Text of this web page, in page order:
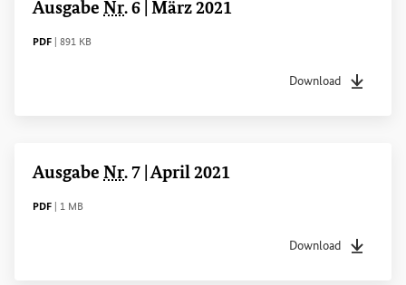
Ausgabe Nr. 6 | März 2021
DATEITYP
PDF Dateigröße
891 KB
Download
Dateityppdf
Ausgabe Nr. 7 | April 2021
DATEITYP
PDF Dateigröße
1 MB
Download
Dateityppdf